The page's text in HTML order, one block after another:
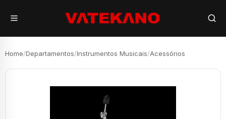
Home/Departamentos/Instrumentos Musicais/Acessórios